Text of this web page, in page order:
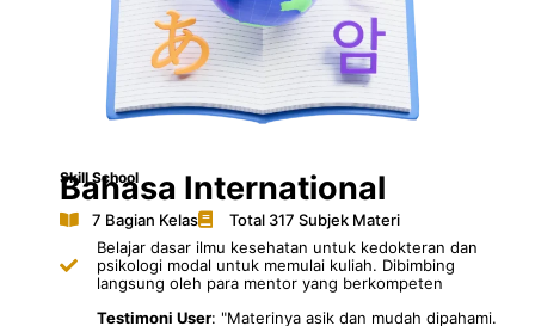
Skill School
Bahasa International
7 Bagian Kelas
Total 317 Subjek Materi
Belajar dasar ilmu kesehatan untuk kedokteran dan
psikologi modal untuk memulai kuliah. Dibimbing
langsung oleh para mentor yang berkompeten
Testimoni User: "Materinya asik dan mudah dipahami.